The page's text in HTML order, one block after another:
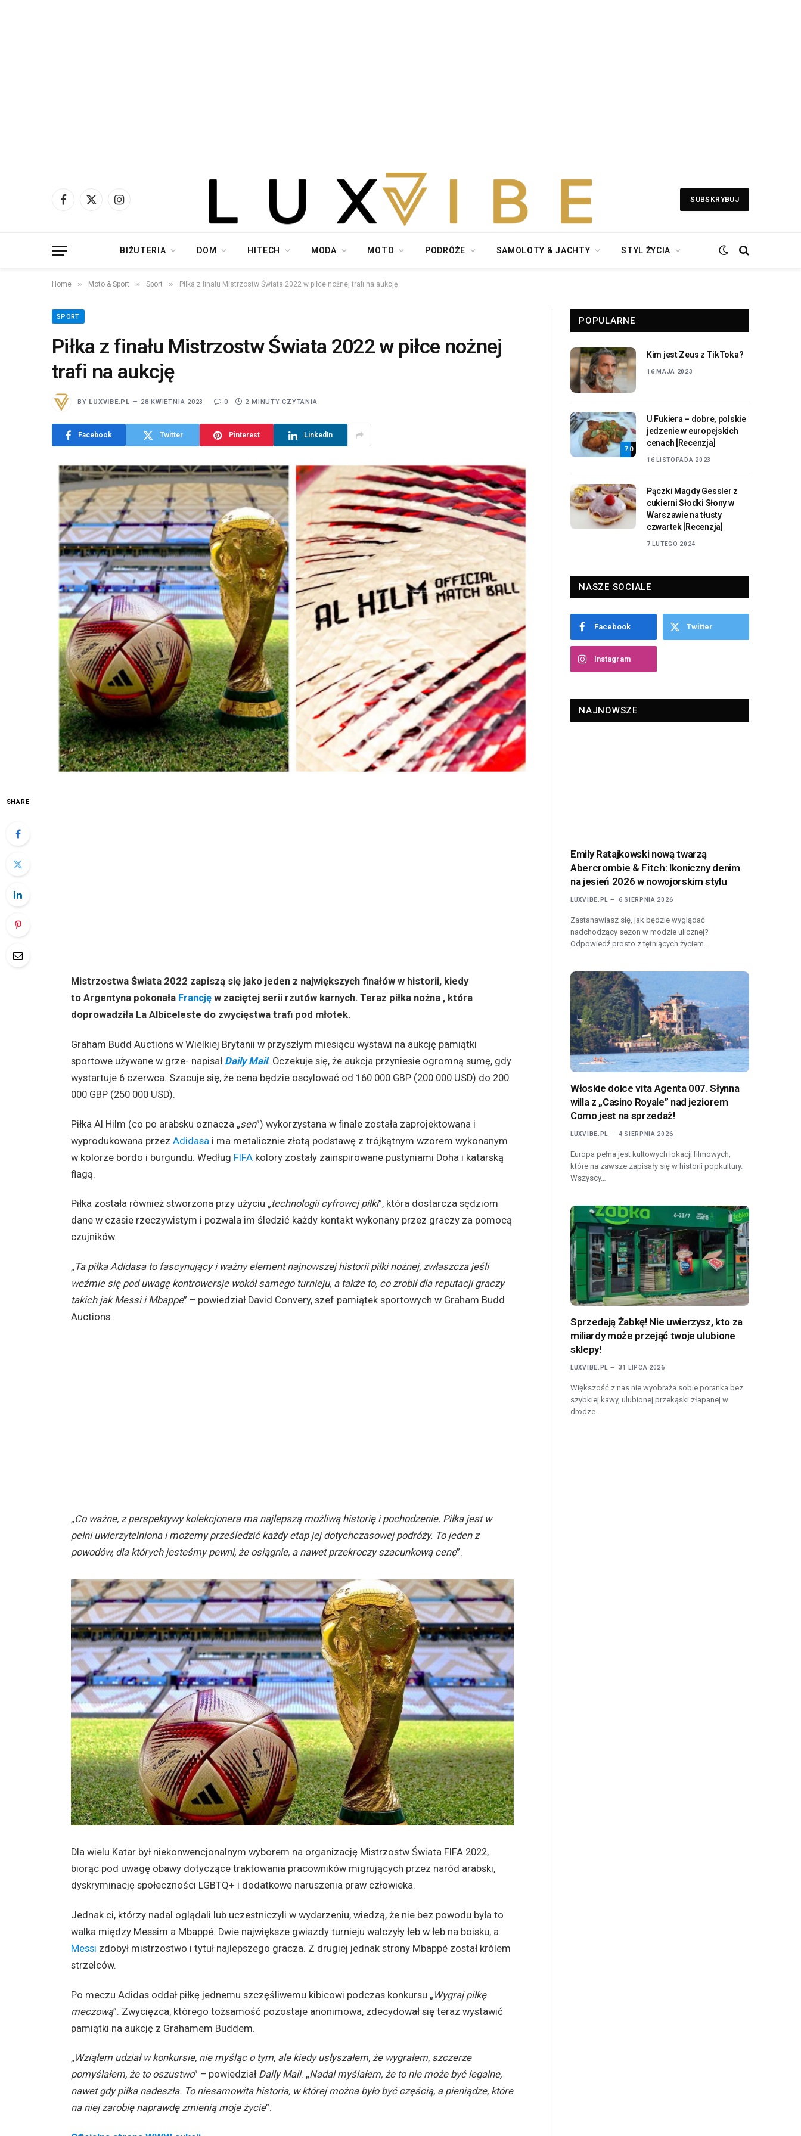
Facebook
X
Instagram
SUBSKRYBUJ
BIŻUTERIA DOM HITECH MODA MOTO PODRÓŻE SAMOLOTY & JACHTY STYL ŻYCIA
Home » Moto & Sport » Sport » Piłka z finału Mistrzostw Świata 2022 w piłce nożnej trafi na aukcję
SPORT
Piłka z finału Mistrzostw Świata 2022 w piłce nożnej
trafi na aukcję
BY LUXVIBE.PL 28 KWIETNIA 2023 0 2 MINUTY CZYTANIA
Facebook Twitter Pinterest LinkedIn
SHARE
Mistrzostwa Świata 2022 zapiszą się jako jeden z największych finałów w historii, kiedy
to Argentyna pokonała Francję w zaciętej serii rzutów karnych. Teraz piłka nożna , która
doprowadziła La Albiceleste do zwycięstwa trafi pod młotek.
Graham Budd Auctions w Wielkiej Brytanii w przyszłym miesiącu wystawi na aukcję pamiątki
sportowe używane w grze- napisał Daily Mail. Oczekuje się, że aukcja przyniesie ogromną sumę, gdy
wystartuje 6 czerwca. Szacuje się, że cena będzie oscylować od 160 000 GBP (200 000 USD) do 200
000 GBP (250 000 USD).
Piłka Al Hilm (co po arabsku oznacza „sen”) wykorzystana w finale została zaprojektowana i
wyprodukowana przez Adidasa i ma metalicznie złotą podstawę z trójkątnym wzorem wykonanym
w kolorze bordo i burgundu. Według FIFAkolory zostały zainspirowane pustyniami Doha i katarską
flagą.
Piłka została również stworzona przy użyciu „technologii cyfrowej piłki”, która dostarcza sędziom
dane w czasie rzeczywistym i pozwala im śledzić każdy kontakt wykonany przez graczy za pomocą
czujników.
„ Ta piłka Adidasa to fascynujący i ważny element najnowszej historii piłki nożnej, zwłaszcza jeśli
weźmie się pod uwagę kontrowersje wokół samego turnieju, a także to, co zrobił dla reputacji graczy
takich jak Messi i Mbappe” – powiedział David Convery, szef pamiątek sportowych w Graham Budd
Auctions.
„Co ważne, z perspektywy kolekcjonera ma najlepszą możliwą historię i pochodzenie. Piłka jest w
pełni uwierzytelniona i możemy prześledzić każdy etap jej dotychczasowej podróży. To jeden z
powodów, dla których jesteśmy pewni, że osiągnie, a nawet przekroczy szacunkową cenę”.
Dla wielu Katar był niekonwencjonalnym wyborem na organizację Mistrzostw Świata FIFA 2022,
biorąc pod uwagę obawy dotyczące traktowania pracowników migrujących przez naród arabski,
dyskryminację społeczności LGBTQ+ i dodatkowe naruszenia praw człowieka.
Jednak ci, którzy nadal oglądali lub uczestniczyli w wydarzeniu, wiedzą, że nie bez powodu była to
walka między Messim a Mbappé. Dwie największe gwiazdy turnieju walczyły łeb w łeb na boisku, a
Messi zdobył mistrzostwo i tytuł najlepszego gracza. Z drugiej jednak strony Mbappé został królem
strzelców.
Po meczu Adidas oddał piłkę jednemu szczęśliwemu kibicowi podczas konkursu „ Wygraj piłkę
meczową”. Zwycięzca, którego tożsamość pozostaje anonimowa, zdecydował się teraz wystawić
pamiątki na aukcję z Grahamem Buddem.
„ Wziąłem udział w konkursie, nie myśląc o tym, ale kiedy usłyszałem, że wygrałem, szczerze
pomyślałem, że to oszustwo” – powiedział Daily Mail. „Nadal myślałem, że to nie może być legalne,
nawet gdy piłka nadeszła. To niesamowita historia, w której można było być częścią, a pieniądze, które
na niej zarobię naprawdę zmienią moje życie”.
POPULARNE
Kim jest Zeus z TikToka?
16 MAJA 2023
7.0
U Fukiera – dobre, polskie
jedzenie w europejskich
cenach [Recenzja]
16 LISTOPADA 2023
Pączki Magdy Gessler z
cukierni Słodki Słony w
Warszawie na tłusty
czwartek [Recenzja]
7 LUTEGO 2024
NASZE SOCIALE
Facebook Twitter
Instagram
NAJNOWSZE
Emily Ratajkowski nową twarzą
Abercrombie & Fitch: Ikoniczny denim
na jesień 2026 w nowojorskim stylu
LUXVIBE.PL 6 SIERPNIA 2026
Zastanawiasz się, jak będzie wyglądać
nadchodzący sezon w modzie ulicznej?
Odpowiedź prosto z tętniących życiem…
Włoskie dolce vita Agenta 007. Słynna
willa z „Casino Royale” nad jeziorem
Como jest na sprzedaż!
LUXVIBE.PL 4 SIERPNIA 2026
Europa pełna jest kultowych lokacji filmowych,
które na zawsze zapisały się w historii popkultury.
Wszyscy…
Sprzedają Żabkę! Nie uwierzysz, kto za
miliardy może przejąć twoje ulubione
sklepy!
LUXVIBE.PL 31 LIPCA 2026
Większość z nas nie wyobraża sobie poranka bez
szybkiej kawy, ulubionej przekąski złapanej w
drodze…